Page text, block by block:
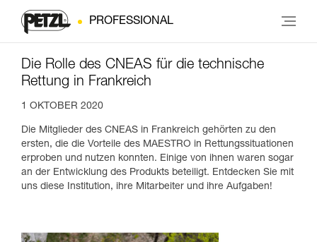
PROFESSIONAL
Die Rolle des CNEAS für die technische
Rettung in Frankreich
1 OKTOBER 2020
Die Mitglieder des CNEAS in Frankreich gehörten zu den
ersten, die die Vorteile des MAESTRO in Rettungssituationen
erproben und nutzen konnten. Einige von ihnen waren sogar
an der Entwicklung des Produkts beteiligt. Entdecken Sie mit
uns diese Institution, ihre Mitarbeiter und ihre Aufgaben!